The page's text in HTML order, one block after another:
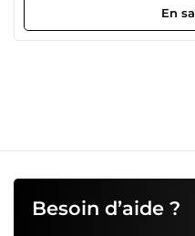
mobiles et web complètes
mise en ligne. Interfaces
Résultats garantis : Votre
absolue. 🌟 Vous avez
et transformons vos idées
En
Besoin d’aide ?